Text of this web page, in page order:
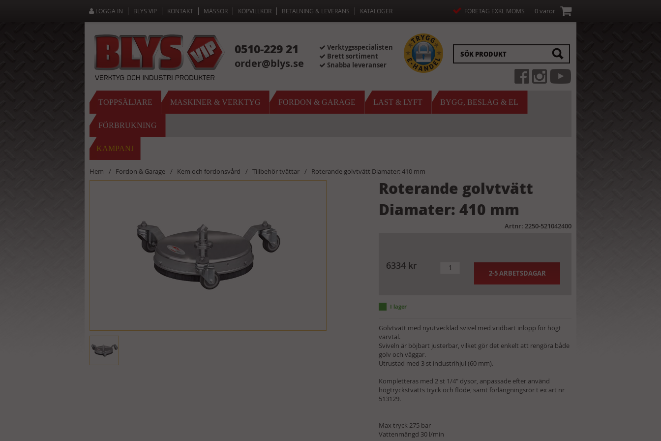
LOGGA IN BLYS VIP KONTAKT MÄSSOR KÖPVILLKOR BETALNING & LEVERANS KATALOGER 0 varor
FÖRETAG EXKL MOMS
0510-229 21
order@blys.se
Verktygsspecialisten
Brett sortiment
Snabba leveranser
TOPPSÄLJARE MASKINER & VERKTYG FORDON & GARAGE LAST & LYFT BYGG, BESLAG & EL
FÖRBRUKNING
KAMPANJ
Hem Fordon & Garage Kem och fordonsvård Tillbehör tvättar Roterande golvtvätt Diamater: 410 mm
Roterande golvtvätt
Diamater: 410 mm
Artnr: 2250-521042400
6334 kr
2-5 ARBETSDAGAR
Golvtvätt med nyutvecklad svivel med vridbart inlopp för högt
varvtal.
Sviveln är böjbart justerbar, vilket gör det enkelt att rengöra både
golv och väggar.
Utrustad med 3 st industrihjul (60 mm).
Kompletteras med 2 st 1/4" dysor, anpassade efter använd
högtryckstvätts tryck och flöde, samt förlängningsrör t ex art nr
513129.
Max tryck 275 bar
Vattenmängd 30 l/min